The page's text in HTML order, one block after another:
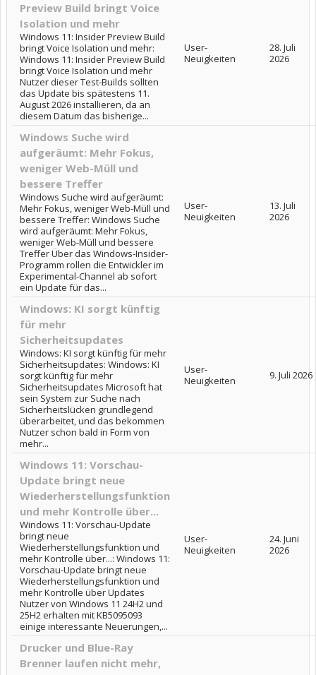
Preview Build bringt Voice
Isolation und mehr
Windows 11: Insider Preview Build
bringt Voice Isolation und mehr:
Windows 11: Insider Preview Build
bringt Voice Isolation und mehr
Nutzer dieser Test-Builds sollten
das Update bis spätestens 11.
August 2026 installieren, da an
diesem Datum das bisherige...
User-
Neuigkeiten
28. Juli
2026
Windows Suche wird
aufgeräumt: Mehr Fokus,
weniger Web-Müll und
bessere Treffer
Windows Suche wird aufgeräumt:
Mehr Fokus, weniger Web-Müll und
bessere Treffer: Windows Suche
wird aufgeräumt: Mehr Fokus,
weniger Web-Müll und bessere
Treffer Über das Windows-Insider-
Programm rollen die Entwickler im
Experimental-Channel ab sofort
ein Update für das...
User-
Neuigkeiten
13. Juli
2026
Windows: KI sorgt künftig
für mehr
Sicherheitsupdates
Windows: KI sorgt künftig für mehr
Sicherheitsupdates: Windows: KI
sorgt künftig für mehr
Sicherheitsupdates Microsoft hat
sein System zur Suche nach
Sicherheitslücken grundlegend
überarbeitet, und das bekommen
Nutzer schon bald in Form von
mehr...
User-
Neuigkeiten
9. Juli 2026
Windows 11: Vorschau-
Update bringt neue
Wiederherstellungsfunktion
und mehr Kontrolle über...
Windows 11: Vorschau-Update
bringt neue
Wiederherstellungsfunktion und
mehr Kontrolle über...: Windows 11:
Vorschau-Update bringt neue
Wiederherstellungsfunktion und
mehr Kontrolle über Updates
Nutzer von Windows 11 24H2 und
25H2 erhalten mit KB5095093
einige interessante Neuerungen,...
User-
Neuigkeiten
24. Juni
2026
Drucker und Blue-Ray
Brenner laufen nicht mehr,